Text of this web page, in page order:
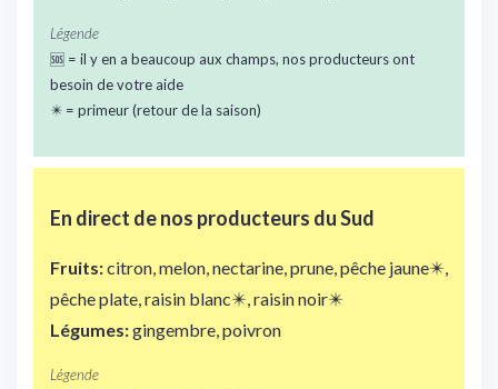
Légende
🆘 = il y en a beaucoup aux champs, nos producteurs ont
besoin de votre aide
✴️ = primeur (retour de la saison)
En direct de nos producteurs du Sud
Fruits:citron, melon, nectarine, prune, pêche jaune✴️,
pêche plate, raisin blanc✴️, raisin noir✴️
Légumes:gingembre, poivron
Légende